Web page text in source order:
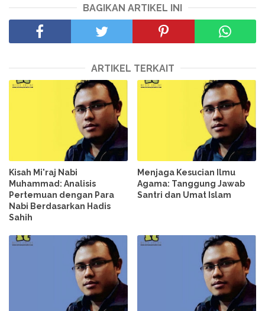
BAGIKAN ARTIKEL INI
ARTIKEL TERKAIT
Kisah Mi'raj Nabi
Muhammad: Analisis
Pertemuan dengan Para
Nabi Berdasarkan Hadis
Sahih
Menjaga Kesucian Ilmu
Agama: Tanggung Jawab
Santri dan Umat Islam